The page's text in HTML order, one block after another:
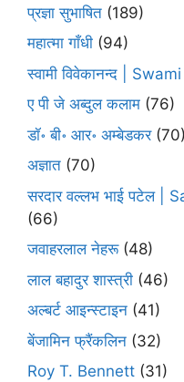
प्रज्ञा सुभाषित (189)
महात्मा गाँधी (94)
स्वामी विवेकानन्द |
ए पी जे अब्दुल कलाम (76)
डॉ॰ बी॰ आर॰ अम्बेडकर(70)
अज्ञात (70)
सरदार वल्लभ भाई पटेल |
(66)
जवाहरलाल नेहरू(48)
लाल बहादुर शास्त्री (46)
अल्बर्ट आइन्स्टाइन (41)
बेंजामिन फ्रैंकलिन (32)
Roy T. Bennett (31)